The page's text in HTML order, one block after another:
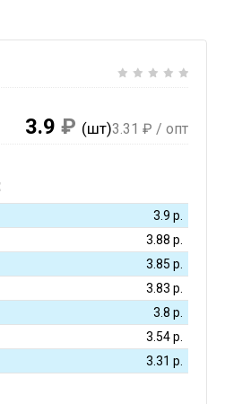
3.9 ₽ (шт)3.31 ₽ / опт
3.9 р.
3.88 р.
3.85 р.
3.83 р.
3.8 р.
3.54р.
3.31 р.